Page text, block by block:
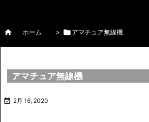
 ホーム > アマチュア無線機
アマチュア無線機
 2月 16, 2020